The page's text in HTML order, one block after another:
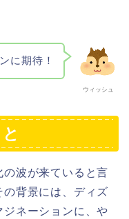
ウィッシュ
に期待！
波が来ていると言
背景には、ディズ
ネーションに、や